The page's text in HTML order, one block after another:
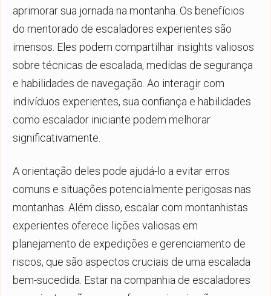
aprimorar sua jornada na montanha. Os benefícios
do mentorado de escaladores experientes são
imensos. Eles podem compartilhar insights valiosos
sobre técnicas de escalada, medidas de segurança
e habilidades de navegação. Ao interagir com
indivíduos experientes, sua confiança e habilidades
como escalador iniciante podem melhorar
significativamente.
A orientação deles pode ajudá-lo a evitar erros
comuns e situações potencialmente perigosas nas
montanhas. Além disso, escalar com montanhistas
experientes oferece lições valiosas em
planejamento de expedições e gerenciamento de
riscos, que são aspectos cruciais de uma escalada
bem-sucedida. Estar na companhia de escaladores